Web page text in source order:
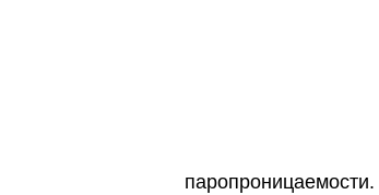
паропроницаемости.